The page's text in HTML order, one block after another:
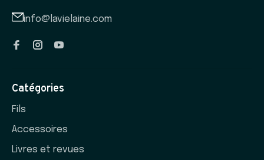
info@lavielaine.com
Catégories
Fils
Accessoires
Livres et revues